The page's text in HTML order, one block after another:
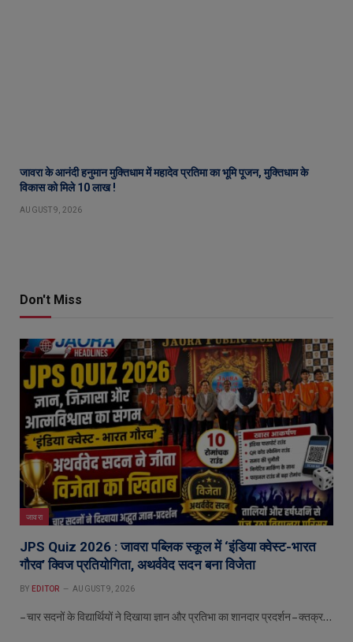
जावरा के आनंदी हनुमान मुक्तिधाम में महादेव प्रतिमा का भूमि पूजन, मुक्तिधाम के
विकास को मिले 10 लाख !
AUGUST 9, 2026
Don't Miss
जावरा
JPS Quiz 2026 : जावरा पब्लिक स्कूल में ‘इंडिया क्वेस्ट-भारत
गौरव’ क्विज प्रतियोगिता, अथर्ववेद सदन बना विजेता
BY EDITOR AUGUST 9, 2026
– चार सदनों के विद्यार्थियों ने दिखाया ज्ञान और प्रतिभा का शानदार प्रदर्शन – क्तक्र…